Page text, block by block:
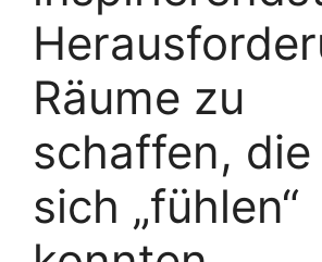
Räume zu
schaffen, die
sich „fühlen“